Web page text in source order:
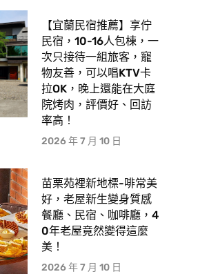
【宜蘭民宿推薦】享佇
民宿，10-16人包棟，一
次只接待一組旅客，寵
物友善，可以唱KTV卡
拉OK，晚上還能在大庭
院烤肉，評價好、回訪
率高！
2026 年 7 月 10 日
苗栗苑裡新地標-啡常美
好，老屋新生變身質感
餐廳、民宿、咖啡廳，4
0年老屋竟然變得這麼
美！
2026 年 7 月 10 日